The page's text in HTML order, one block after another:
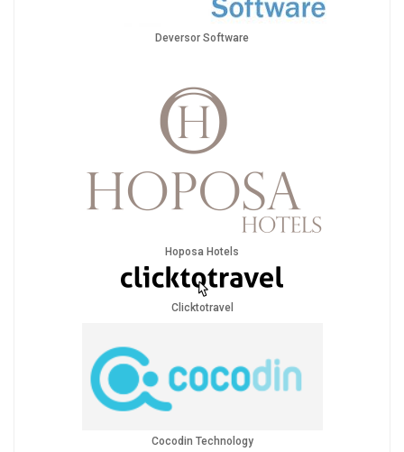
Deversor Software
Hoposa Hotels
Clicktotravel
Cocodin Technology